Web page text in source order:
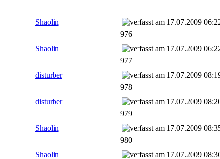
Shaolin
17.07.2009
976
Shaolin
17.07.2009
977
disturber
17.07.2009
978
disturber
17.07.2009
979
Shaolin
17.07.2009
980
Shaolin
17.07.2009